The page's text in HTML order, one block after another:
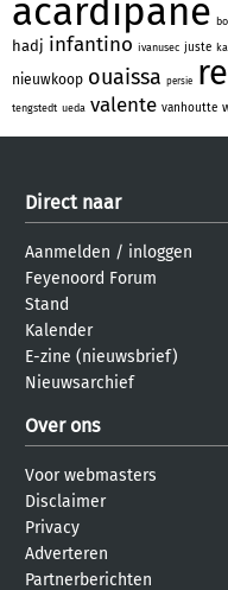
acardipane
hadj infantino ivanusec juste
nieuwkoop ouaissa persie
tengstedt ueda valente vanhoutte
Direct naar
Aanmelden / inloggen
Feyenoord Forum
Stand
Kalender
E-zine (nieuwsbrief)
Nieuwsarchief
Over ons
Voor webmasters
Disclaimer
Privacy
Adverteren
Partnerberichten